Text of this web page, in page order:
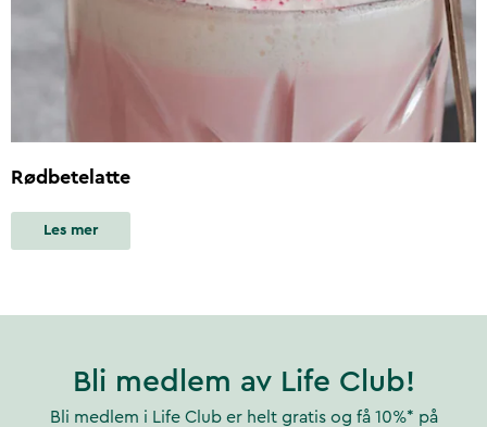
Rødbetelatte
Les mer
Bli medlem av Life Club!
Bli medlem i Life Club er helt gratis og få 10%* på